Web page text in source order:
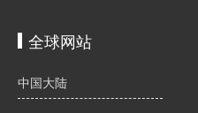
全球网站
中国大陆